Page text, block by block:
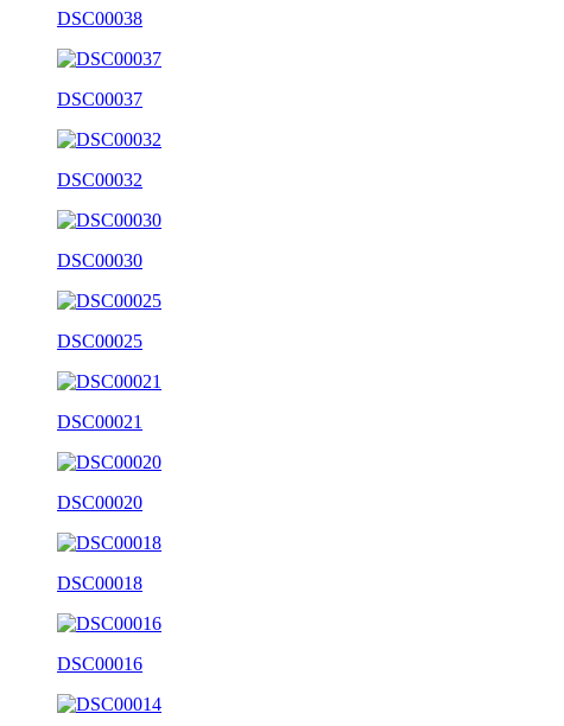
DSC00038
DSC00037
DSC00032
DSC00030
DSC00025
DSC00021
DSC00020
DSC00018
DSC00016